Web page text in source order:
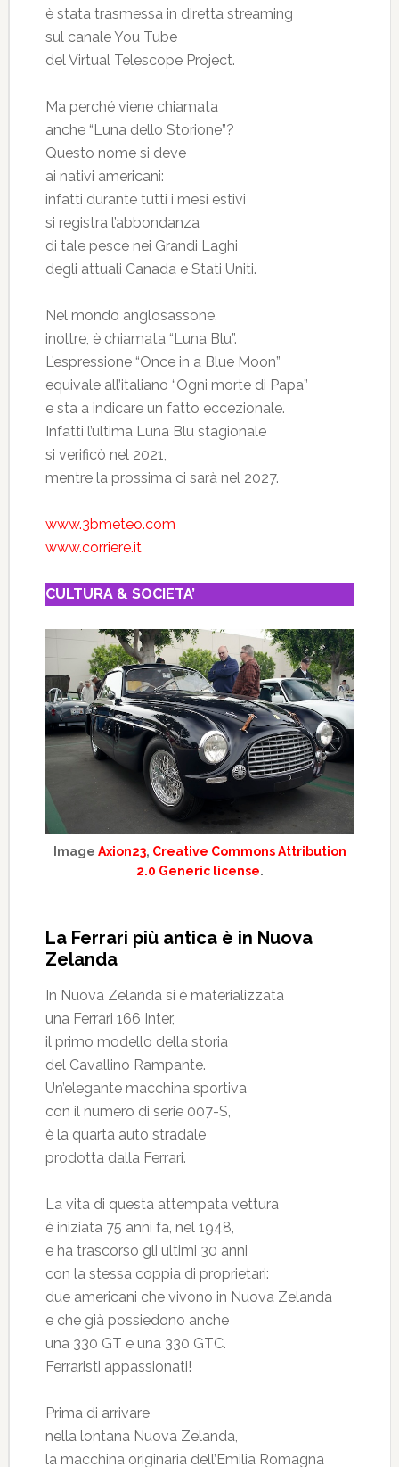
è stata trasmessa in diretta streaming
sul canale You Tube
del Virtual Telescope Project.
Ma perché viene chiamata
anche “Luna dello Storione”?
Questo nome si deve
ai nativi americani:
infatti durante tutti i mesi estivi
si registra l’abbondanza
di tale pesce nei Grandi Laghi
degli attuali Canada e Stati Uniti.
Nel mondo anglosassone,
inoltre, è chiamata “Luna Blu”.
L’espressione “Once in a Blue Moon”
equivale all’italiano “Ogni morte di Papa”
e sta a indicare un fatto eccezionale.
Infatti l’ultima Luna Blu stagionale
si verificò nel 2021,
mentre la prossima ci sarà nel 2027.
www.3bmeteo.com
www.corriere.it
CULTURA & SOCIETA’
Image Axion23, Creative Commons Attribution
2.0 Generic license.
La Ferrari più antica è in Nuova
Zelanda
In Nuova Zelanda si è materializzata
una Ferrari 166 Inter,
il primo modello della storia
del Cavallino Rampante.
Un’elegante macchina sportiva
con il numero di serie 007-S,
è la quarta auto stradale
prodotta dalla Ferrari.
La vita di questa attempata vettura
è iniziata 75 anni fa, nel 1948,
e ha trascorso gli ultimi 30 anni
con la stessa coppia di proprietari:
due americani che vivono in Nuova Zelanda
e che già possiedono anche
una 330 GT e una 330 GTC.
Ferraristi appassionati!
Prima di arrivare
nella lontana Nuova Zelanda,
la macchina originaria dell’Emilia Romagna